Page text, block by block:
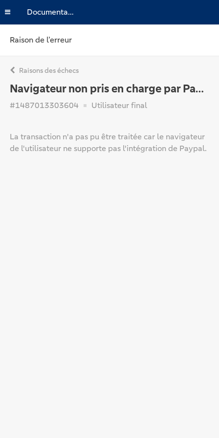
Documentation
Raison de l’erreur
Raisons des échecs
Navigateur non pris en charge par Paypal
#1487013303604 Utilisateur final
La transaction n'a pas pu être traitée car le navigateur
de l'utilisateur ne supporte pas l'intégration de Paypal.